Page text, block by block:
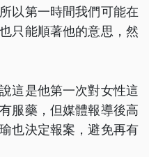
以第一時間我們可能在
只能順著他的意思，然
這是他第一次對女性這
服藥，但媒體報導後高
也決定報案，避免再有